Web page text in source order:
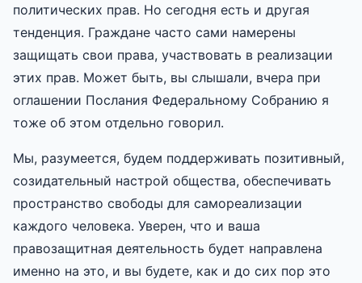
политических прав. Но сегодня есть и другая
тенденция. Граждане часто сами намерены
защищать свои права, участвовать в реализации
этих прав. Может быть, вы слышали, вчера при
оглашении Послания Федеральному Собранию я
тоже об этом отдельно говорил.
Мы, разумеется, будем поддерживать позитивный,
созидательный настрой общества, обеспечивать
пространство свободы для самореализации
каждого человека. Уверен, что и ваша
правозащитная деятельность будет направлена
именно на это, и вы будете, как и до сих пор это